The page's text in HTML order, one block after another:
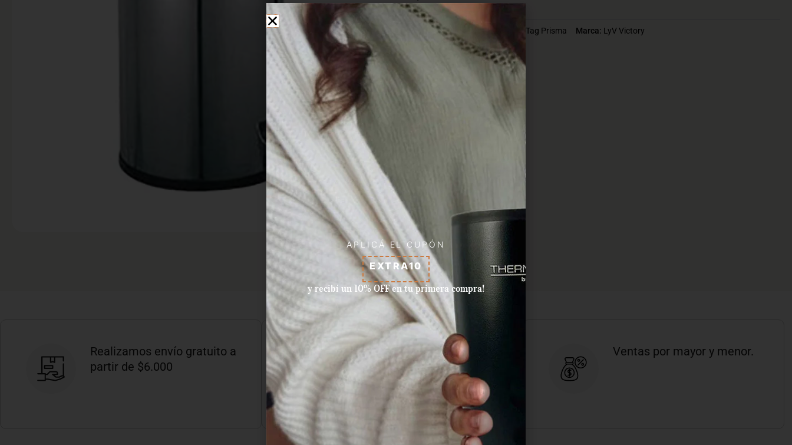
S30307 Category Tag Prisma Marca: LyV Victory
Realizamos envío gratuito a
partir de $6.000
Aceptamos pagos con tarjeta
de crédito, débito, efectivo, y
dinero disponible en Mercado
Pago.
Ventas por mayor y menor.
APLICÁ EL CUPÓN
EXTRA10
y recibí un 10% OFF en tu primera compra!